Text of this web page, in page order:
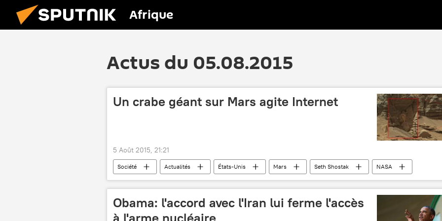
Afrique
Actus du 05.08.2015
Un crabe géant sur Mars agite Internet
5 Août 2015, 21:21
Société Actualités États-Unis Mars Seth Shostak
NASA
SETI
extraterrestres crabe araignée
vie sur Mars
Obama: l'accord avec l'Iran lui ferme l'accès